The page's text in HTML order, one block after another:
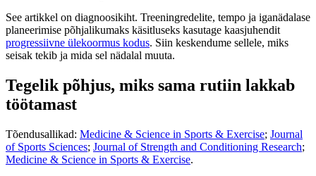
See artikkel on diagnoosikiht. Treeningredelite, tempo ja iganädalase
planeerimise põhjalikumaks käsitluseks kasutage kaasjuhendit
progressiivne ülekoormus kodus. Siin keskendume sellele, miks
seisak tekib ja mida sel nädalal muuta.
Tegelik põhjus, miks sama rutiin lakkab
töötamast
Tõendusallikad: Medicine & Science in Sports & Exercise; Journal
of Sports Sciences; Journal of Strength and Conditioning Research;
Medicine & Science in Sports & Exercise.